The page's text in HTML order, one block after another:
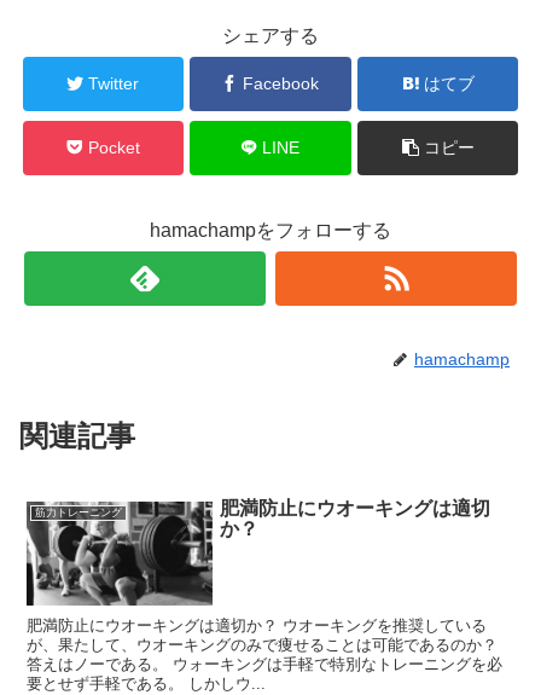
シェアする
Twitter Facebook はてブ
Pocket LINE コピー
hamachampをフォローする
hamachamp
関連記事
筋力トレーニング
肥満防止にウオーキングは適切
か？
肥満防止にウオーキングは適切か？ ウオーキングを推奨している
が、果たして、ウオーキングのみで痩せることは可能であるのか？
答えはノーである。 ウォーキングは手軽で特別なトレーニングを必
要とせず手軽である。 しかしウ...